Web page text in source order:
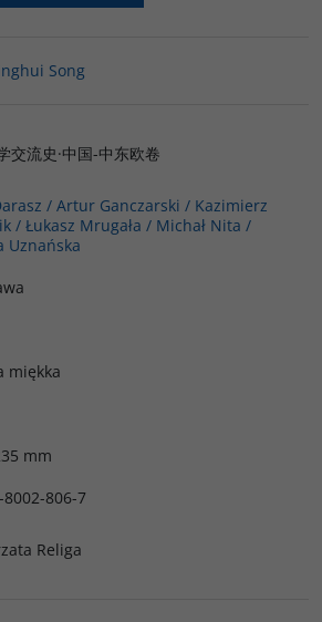
Song
交流史·中国-中东欧卷
/ Artur Ganczarski / Kazimierz
/ Łukasz Mrugała / Michał Nita /
Uznańska
miękka
mm
8002-806-7
Religa